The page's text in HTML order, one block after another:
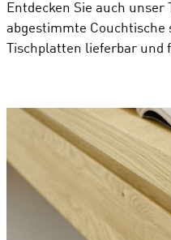
Entdecken Sie auch
abgestimmte
Tischplatten lieferbar